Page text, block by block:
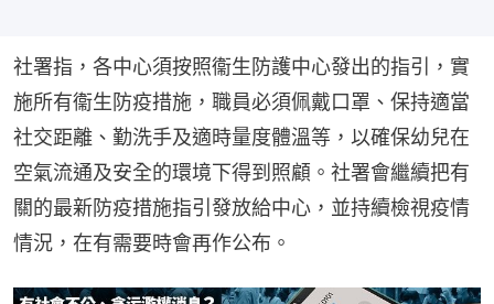
社署指，各中心須按照衞生防護中心發出的指引，實
施所有衞生防疫措施，職員必須佩戴口罩、保持適當
社交距離、勤洗手及適時量度體溫等，以確保幼兒在
空氣流通及安全的環境下得到照顧。社署會繼續把有
關的最新防疫措施指引發放給中心，並持續檢視疫情
情況，在有需要時會再作公布。